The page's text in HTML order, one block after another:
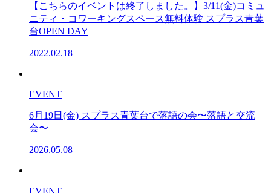
【こちらのイベントは終了しました。】3/11(金)コミュ
ニティ・コワーキングスペース無料体験 スプラス青葉
台OPEN DAY
2022.02.18
EVENT
6月19日(金) スプラス青葉台で落語の会〜落語と交流
会〜
2026.05.08